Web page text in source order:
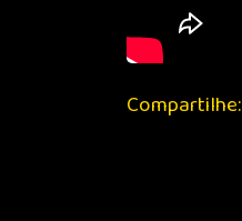
Compartilhe: